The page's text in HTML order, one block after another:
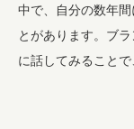
中で、自分の数年
とがあります。ブ
に話してみること